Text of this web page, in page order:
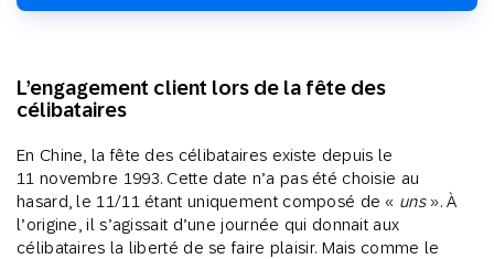
L’engagement client lors de la fête des
célibataires
En Chine, la fête des célibataires existe depuis le
11 novembre 1993. Cette date n’a pas été choisie au
hasard, le 11/11 étant uniquement composé de « uns». À
l’origine, il s’agissait d’une journée qui donnait aux
célibataires la liberté de se faire plaisir. Mais comme le